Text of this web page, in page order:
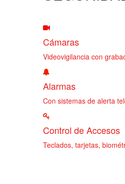
Cámaras
Videovigilancia con
Alarmas
Con sistemas de alerta
Control de Accesos
Teclados, tarjetas,